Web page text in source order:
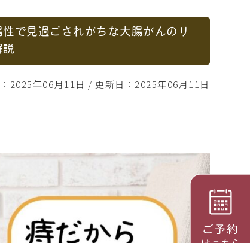
で見過ごされがちな大腸がんのリ
2025年06月11日 / 更新日：2025年06月11日